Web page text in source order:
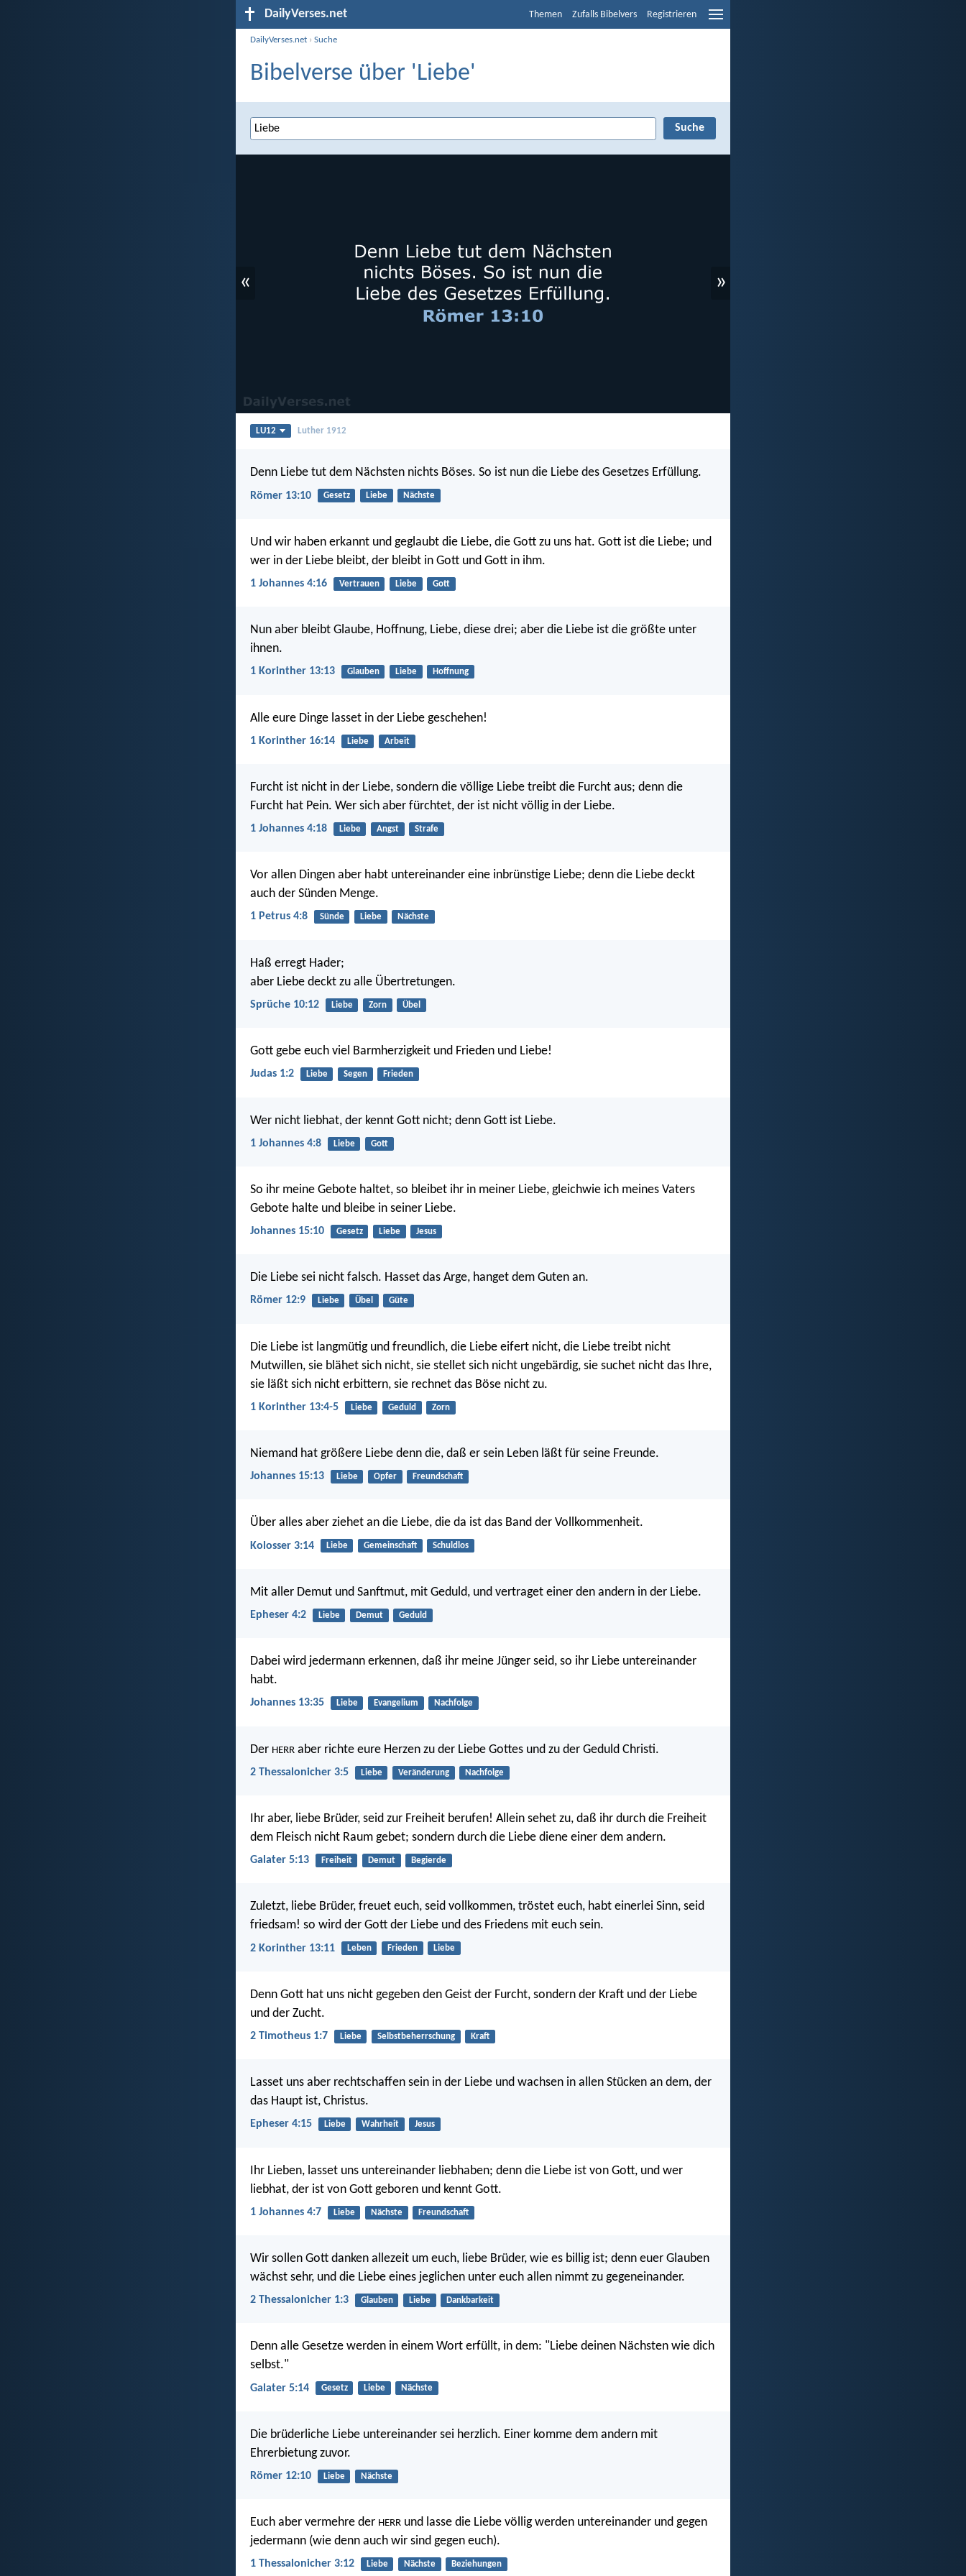
DailyVerses.net Themen Zufalls Bibelvers Registrieren
DailyVerses.net ›Suche
Bibelverse über 'Liebe'
« »
LU12 Luther 1912
Denn Liebe tut dem Nächsten nichts Böses. So ist nun die Liebe des Gesetzes Erfüllung.
Römer 13:10 Gesetz Liebe Nächste
Und wir haben erkannt und geglaubt die Liebe, die Gott zu uns hat. Gott ist die Liebe; und
wer in der Liebe bleibt, der bleibt in Gott und Gott in ihm.
1 Johannes 4:16 Vertrauen Liebe Gott
Nun aber bleibt Glaube, Hoffnung, Liebe, diese drei; aber die Liebe ist die größte unter
ihnen.
1 Korinther 13:13 Glauben Liebe Hoffnung
Alle eure Dinge lasset in der Liebe geschehen!
1 Korinther 16:14 Liebe Arbeit
Furcht ist nicht in der Liebe, sondern die völlige Liebe treibt die Furcht aus; denn die
Furcht hat Pein. Wer sich aber fürchtet, der ist nicht völlig in der Liebe.
1 Johannes 4:18 Liebe Angst Strafe
Vor allen Dingen aber habt untereinander eine inbrünstige Liebe; denn die Liebe deckt
auch der Sünden Menge.
1 Petrus 4:8 Sünde Liebe Nächste
Haß erregt Hader;
aber Liebe deckt zu alle Übertretungen.
Sprüche 10:12 Liebe Zorn Übel
Gott gebe euch viel Barmherzigkeit und Frieden und Liebe!
Judas 1:2 Liebe Segen Frieden
Wer nicht liebhat, der kennt Gott nicht; denn Gott ist Liebe.
1 Johannes 4:8 Liebe Gott
So ihr meine Gebote haltet, so bleibet ihr in meiner Liebe, gleichwie ich meines Vaters
Gebote halte und bleibe in seiner Liebe.
Johannes 15:10 Gesetz Liebe Jesus
Die Liebe sei nicht falsch. Hasset das Arge, hanget dem Guten an.
Römer 12:9 Liebe Übel Güte
Die Liebe ist langmütig und freundlich, die Liebe eifert nicht, die Liebe treibt nicht
Mutwillen, sie blähet sich nicht, sie stellet sich nicht ungebärdig, sie suchet nicht das Ihre,
sie läßt sich nicht erbittern, sie rechnet das Böse nicht zu.
1 Korinther 13:4-5 Liebe Geduld Zorn
Niemand hat größere Liebe denn die, daß er sein Leben läßt für seine Freunde.
Johannes 15:13 Liebe Opfer Freundschaft
Über alles aber ziehet an die Liebe, die da ist das Band der Vollkommenheit.
Kolosser 3:14 Liebe Gemeinschaft Schuldlos
Mit aller Demut und Sanftmut, mit Geduld, und vertraget einer den andern in der Liebe.
Epheser 4:2 Liebe Demut Geduld
Dabei wird jedermann erkennen, daß ihr meine Jünger seid, so ihr Liebe untereinander
habt.
Johannes 13:35 Liebe Evangelium Nachfolge
Der HERR aber richte eure Herzen zu der Liebe Gottes und zu der Geduld Christi.
2 Thessalonicher 3:5 Liebe Veränderung Nachfolge
Ihr aber, liebe Brüder, seid zur Freiheit berufen! Allein sehet zu, daß ihr durch die Freiheit
dem Fleisch nicht Raum gebet; sondern durch die Liebe diene einer dem andern.
Galater 5:13 Freiheit Demut Begierde
Zuletzt, liebe Brüder, freuet euch, seid vollkommen, tröstet euch, habt einerlei Sinn, seid
friedsam! so wird der Gott der Liebe und des Friedens mit euch sein.
2 Korinther 13:11 Leben Frieden Liebe
Denn Gott hat uns nicht gegeben den Geist der Furcht, sondern der Kraft und der Liebe
und der Zucht.
2 Timotheus 1:7 Liebe Selbstbeherrschung Kraft
Lasset uns aber rechtschaffen sein in der Liebe und wachsen in allen Stücken an dem, der
das Haupt ist, Christus.
Epheser 4:15 Liebe Wahrheit Jesus
Ihr Lieben, lasset uns untereinander liebhaben; denn die Liebe ist von Gott, und wer
liebhat, der ist von Gott geboren und kennt Gott.
1 Johannes 4:7 Liebe Nächste Freundschaft
Wir sollen Gott danken allezeit um euch, liebe Brüder, wie es billig ist; denn euer Glauben
wächst sehr, und die Liebe eines jeglichen unter euch allen nimmt zu gegeneinander.
2 Thessalonicher 1:3 Glauben Liebe Dankbarkeit
Denn alle Gesetze werden in einem Wort erfüllt, in dem: "Liebe deinen Nächsten wie dich
selbst."
Galater 5:14 Gesetz Liebe Nächste
Die brüderliche Liebe untereinander sei herzlich. Einer komme dem andern mit
Ehrerbietung zuvor.
Römer 12:10 Liebe Nächste
Euch aber vermehre der HERR und lasse die Liebe völlig werden untereinander und gegen
jedermann (wie denn auch wir sind gegen euch).
1 Thessalonicher 3:12 Liebe Nächste Beziehungen